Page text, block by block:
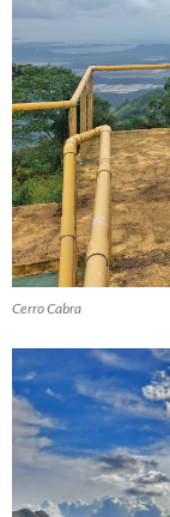
Cerro Cabra